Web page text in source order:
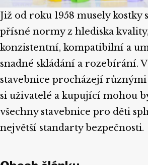
Již od roku 1958 musely kostky
přísné normy z hlediska
konzistentní, kompatibilní a
snadné skládání a rozebírání.
stavebnice procházejí různými
si uživatelé a kupující mohou
všechny stavebnice pro děti
největší standarty bezpečnosti.